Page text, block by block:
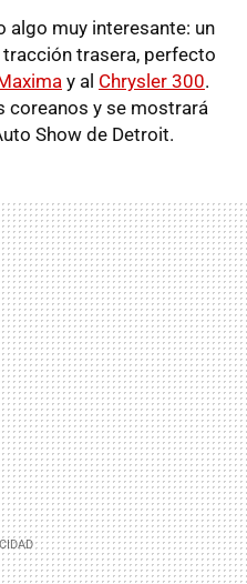
algo muy interesante: un
trasera, perfecto
y al Chrysler 300.
coreanos y se mostrará
Show de Detroit.